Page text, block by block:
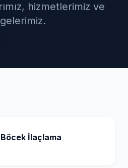
hizmetlerimiz ve
İlaçlama